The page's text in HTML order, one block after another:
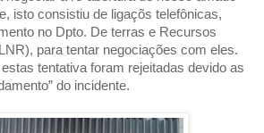
isto consistiu de ligaçõs telefônicas,
no Dpto. De terras e Recursos
para tentar negociações com eles.
tentativa foram rejeitadas devido as
do incidente.